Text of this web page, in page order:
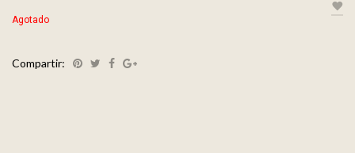
Agotado
Compartir: